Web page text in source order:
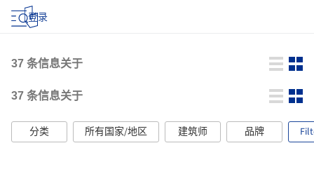
登录
37 条信息关于
37 条信息关于
分类 所有国家/地区 建筑师 品牌